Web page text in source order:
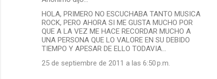
HOLA, PRIMERO NO ESCUCHABA TANTO MUSICA
ROCK, PERO AHORA SI ME GUSTA MUCHO POR
QUE A LA VEZ ME HACE RECORDAR MUCHO A
UNA PERSONA QUE LO VALORE EN SU DEBIDO
TIEMPO Y APESAR DE ELLO TODAVIA...
25 de septiembre de 2011 a las 6:50 p.m.